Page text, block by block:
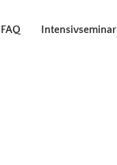
FAQ Intensivseminar